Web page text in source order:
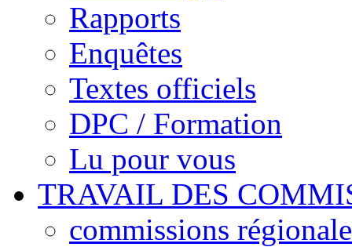
Rapports
Enquêtes
Textes officiels
DPC / Formation
Lu pour vous
TRAVAIL DES
commissions